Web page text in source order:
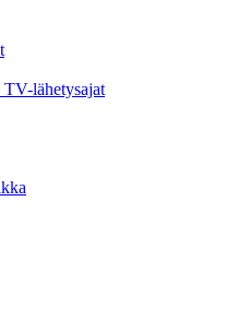
lähetysajat